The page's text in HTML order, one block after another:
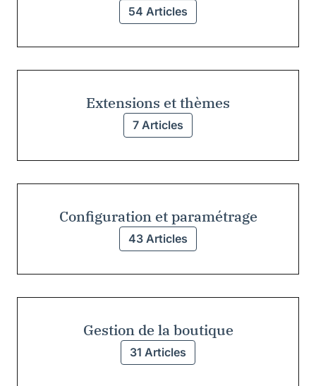
54 Articles
Extensions et thèmes
7 Articles
Configuration et paramétrage
43 Articles
Gestion de la boutique
31 Articles